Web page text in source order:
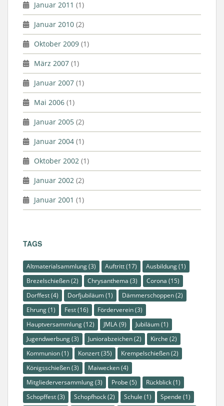
Januar 2011 (1)
Januar 2010 (2)
Oktober 2009 (1)
März 2007 (1)
Januar 2007 (1)
Mai 2006 (1)
Januar 2005 (2)
Januar 2004 (1)
Oktober 2002 (1)
Januar 2002 (2)
Januar 2001 (1)
TAGS
Altmaterialsammlung(3) Auftritt(17) Ausbildung(1)
Brezelschießen(2) Chrysanthema (3) Corona (15)
Dorffest(4) Dorfjubiläum(1) Dämmerschoppen(2)
Ehrung(1) Fest(16) Förderverein(3)
Hauptversammlung(12) JMLA(9) Jubiläum(1)
Jugendwerbung(3) Juniorabzeichen(2) Kirche (2)
Kommunion(1) Konzert(35) Krempelschießen(2)
Königsschießen(3) Maiwecken(4)
Mitgliederversammlung(3) Probe (5) Rückblick(1)
Schopffest(3) Schopfhock(2) Schule (1) Spende (1)